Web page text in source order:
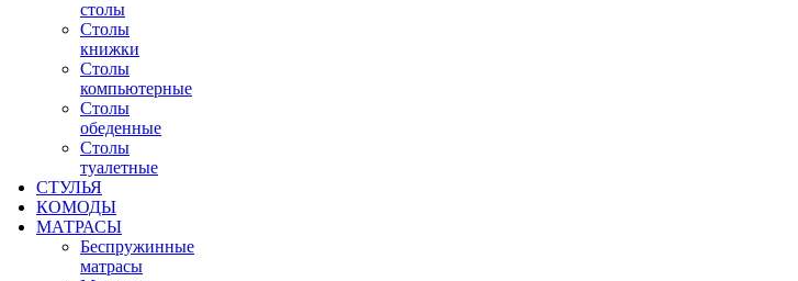
столы
Столы
книжки
Столы
компьютерные
Столы
обеденные
Столы
туалетные
СТУЛЬЯ
КОМОДЫ
МАТРАСЫ
Беспружинные
матрасы